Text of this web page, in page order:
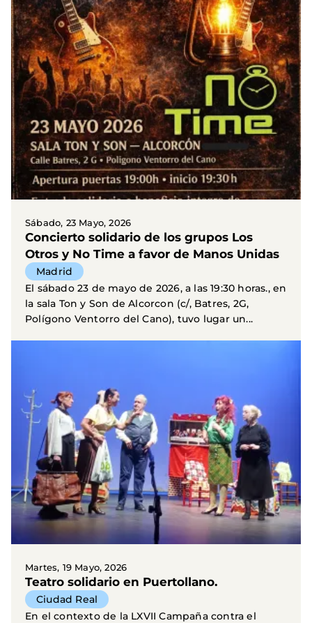
Sábado, 23 Mayo, 2026
Concierto solidario de los grupos Los
Otros y No Time a favor de Manos Unidas
Madrid
El sábado 23 de mayo de 2026, a las 19:30 horas., en
la sala Ton y Son de Alcorcon (c/, Batres, 2G,
Polígono Ventorro del Cano), tuvo lugar un...
Martes, 19 Mayo, 2026
Teatro solidario en Puertollano.
Ciudad Real
En el contexto de la LXVII Campaña contra el